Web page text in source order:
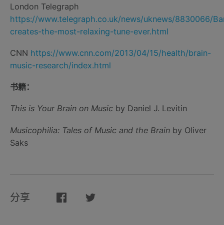
London Telegraph
https://www.telegraph.co.uk/news/uknews/8830066/
creates-the-most-relaxing-tune-ever.html
CNN https://www.cnn.com/2013/04/15/health/brain-
music-research/index.html
书籍：
This is Your Brain on Music by Daniel J. Levitin
Musicophilia: Tales of Music and the Brain by Oliver
Saks
分享